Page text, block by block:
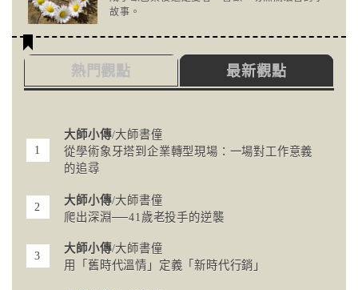
故事。
最新觀點
熱門觀點
大師小傳/大師書僮
從學術象牙塔到企業轉型現場：一場對工作意義
的追尋
大師小傳/大師書僮
爬出深淵──41歲老投手的逆襲
大師小傳/大師書僮
用「舊時代溫情」定義「新時代行銷」